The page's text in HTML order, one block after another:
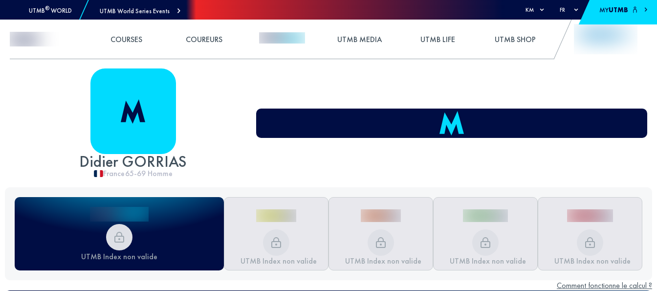
UTMB® WORLD UTMB World Series Events KM FR MYUTMB
COURSES COUREURS UTMB MEDIA UTMB LIFE UTMB SHOP
Didier GORRIAS
France65-69 Homme
UTMB Index non valide UTMB Index non valide UTMB Index non valide UTMB Index non valide UTMB Index non valide
Comment fonctionne le calcul ?